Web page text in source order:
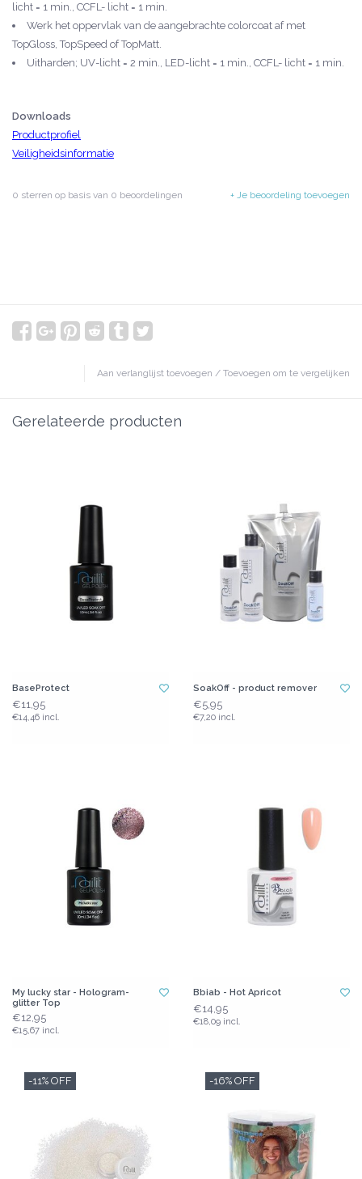
licht = 1 min., CCFL- licht = 1 min.
Werk het oppervlak van de aangebrachte colorcoat af met
TopGloss, TopSpeed of TopMatt.
Uitharden; UV-licht = 2 min., LED-licht = 1 min., CCFL- licht = 1 min.
Downloads
Productprofiel
Veiligheidsinformatie
+ Je beoordeling toevoegen
0 sterren op basis van 0 beoordelingen
Aan verlanglijst toevoegen / Toevoegen om te vergelijken
Gerelateerde producten
BaseProtect
€11,95
€14,46 incl.
SoakOff - product remover
€5,95
€7,20 incl.
My lucky star - Hologram-
glitter Top
€12,95
€15,67 incl.
Bbiab - Hot Apricot
€14,95
€18,09 incl.
-11% OFF -16% OFF